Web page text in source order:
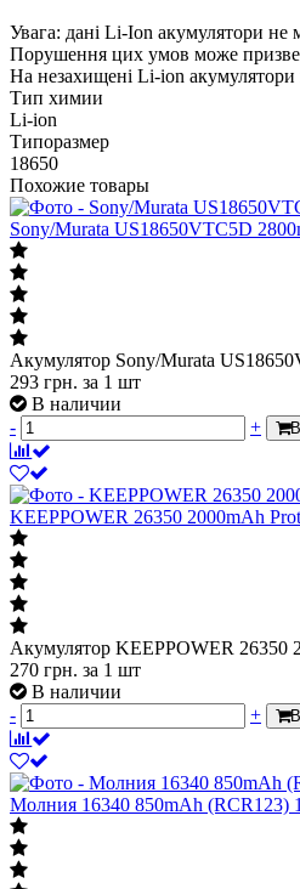
Увага: дані Li-Ion акумулятори
Порушення цих умов може
На незахищені Li-ion
Тип химии
Li-ion
Типоразмер
18650
Похожие товары
Sony/Murata US18650VTC5D
Акумулятор Sony/Murata
293 грн. за 1 шт
В наличии
-
+
KEEPPOWER 26350 2000mAh
Акумулятор KEEPPOWER 26350
270 грн. за 1 шт
В наличии
-
+
Молния 16340 850mAh (RCR123)